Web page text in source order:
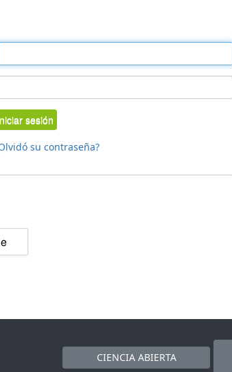
sesión
su contraseña?
CIENCIA ABIERTA